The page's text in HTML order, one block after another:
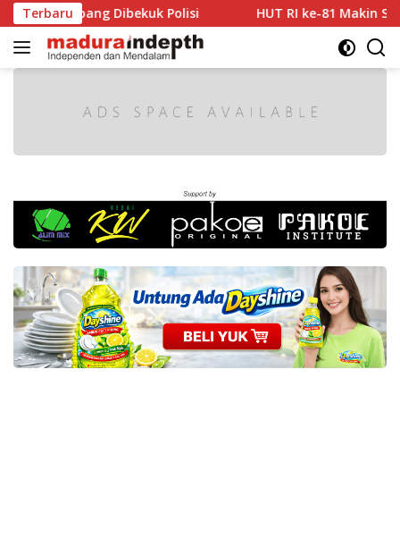
Langsung
ke
konten
Terbaru
Dibekuk Polisi HUT RI ke-81 Makin Semarak,